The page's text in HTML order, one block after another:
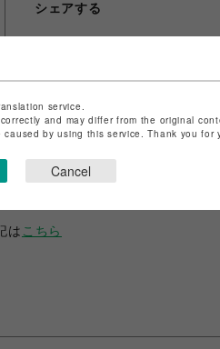
シェアする
は こちら
service.
and may differ from the original
by using this service. Thank you for
Cancel